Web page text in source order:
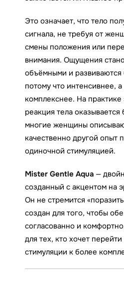
Это означает, что тело
сигнала, не требуя от
смены положения или
внимания. Ощущения
объёмными и
потому что интенсивнее,
комплекснее. На практике
реакция тела
многие женщины
качественно другой опыт
одиночной стимуляцией.
Mister Gentle Aqua —
созданный с акцентом на
Он не стремится
создан для того, чтобы
согласованно и
для тех, кто хочет
стимуляции к более